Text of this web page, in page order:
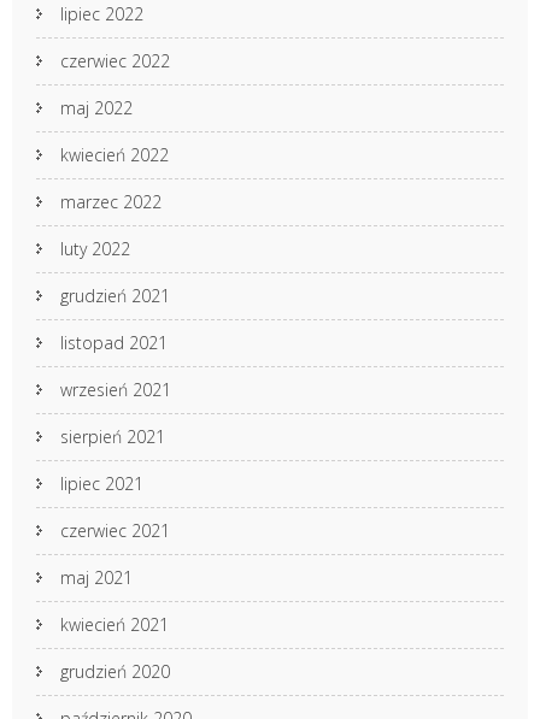
lipiec 2022
czerwiec 2022
maj 2022
kwiecień 2022
marzec 2022
luty 2022
grudzień 2021
listopad 2021
wrzesień 2021
sierpień 2021
lipiec 2021
czerwiec 2021
maj 2021
kwiecień 2021
grudzień 2020